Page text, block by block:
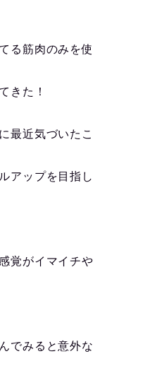
る筋肉のみを使
きた！
最近気づいたこ
アップを目指し
覚がイマイチや
でみると意外な